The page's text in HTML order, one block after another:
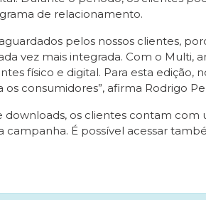
de relacionamento.
pelos nossos clientes,
vez mais integrada. Com o Multi,
físico e digital. Para esta edição,
consumidores”, afirma Rodrigo
os clientes contam
É possível acessar